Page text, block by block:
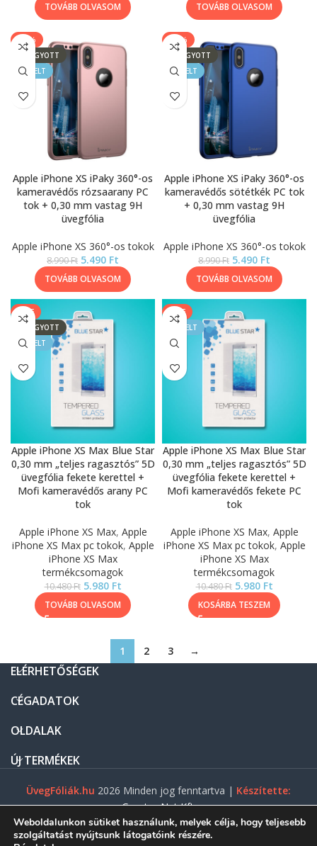
TOVÁBB OLVASOM TOVÁBB OLVASOM
-39%
ELFOGYOTT
KIEMELT
Apple iPhone XS iPaky 360°-os
kameravédős rózsaarany PC
tok + 0,30 mm vastag 9H
üvegfólia
Apple iPhone XS 360°-os tokok
8.990Ft 5.490 Ft
TOVÁBB OLVASOM
-39%
ELFOGYOTT
KIEMELT
Apple iPhone XS iPaky 360°-os
kameravédős sötétkék PC tok
+ 0,30 mm vastag 9H
üvegfólia
Apple iPhone XS 360°-os tokok
8.990Ft 5.490 Ft
TOVÁBB OLVASOM
SALE
ELFOGYOTT
KIEMELT
Apple iPhone XS Max Blue Star
0,30 mm „teljes ragasztós” 5D
üvegfólia fekete kerettel +
Mofi kameravédős arany PC
tok
Apple iPhone XS Max, Apple
iPhone XS Max pc tokok, Apple
iPhone XS Max
termékcsomagok
10.480Ft 5.980 Ft
TOVÁBB OLVASOM
SALE
KIEMELT
Apple iPhone XS Max Blue Star
0,30 mm „teljes ragasztós” 5D
üvegfólia fekete kerettel +
Mofi kameravédős fekete PC
tok
Apple iPhone XS Max, Apple
iPhone XS Max pc tokok, Apple
iPhone XS Max
termékcsomagok
10.480Ft 5.980 Ft
KOSÁRBA TESZEM
1 2 3 →
ELÉRHETŐSÉGEK
CÉGADATOK
OLDALAK
ÚJ TERMÉKEK
ÜvegFóliák.hu 2026 Minden jog fenntartva | Készítette:
Gasztro Net Kft.
Weboldalunkon sütiket használunk, melyek célja, hogy teljesebb
szolgáltatást nyújtsunk látogatóink részére.